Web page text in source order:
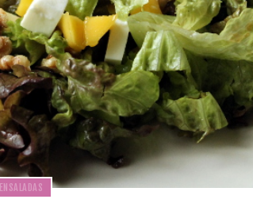
ENSALADAS